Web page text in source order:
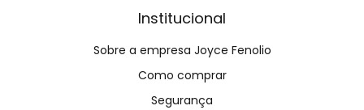
Institucional
Sobre a empresa Joyce Fenolio
Como comprar
Segurança